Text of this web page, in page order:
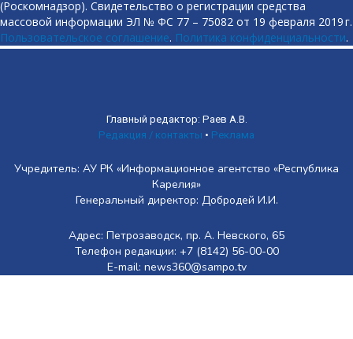
(Роскомнадзор). Свидетельство о регистрации средства
массовой информации ЭЛ № ФС 77 – 75082 от 19 февраля 2019 г.
Пользовательское соглашение. Политика конфиденциальности.
Главный редактор: Раев А.В.
Редакция / контакты • Реклама
Учредитель: АУ РК «Информационное агентство «Республика
Карелия»
Генеральный директор: Добродей И.И.
Адрес: Петрозаводск, пр. А. Невского, 65
Телефон редакции: +7 (8142) 56-00-00
E-mail: news360@sampo.tv